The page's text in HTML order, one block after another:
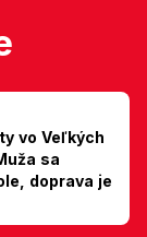
vo Veľkých
sa
doprava je